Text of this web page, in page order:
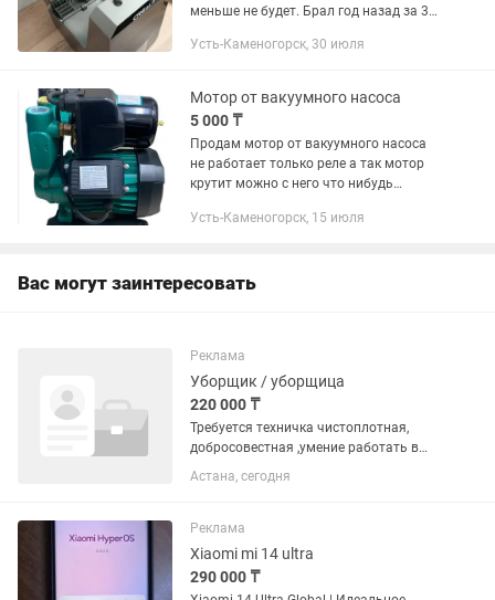
меньше не будет. Брал год назад за 38
забросил. Работает отлично, на две
Усть-Каменогорск, 30 июля
Мотор от вакуумного насоса
5 000 ₸
Продам мотор от вакуумного насоса
не работает только реле а так мотор
крутит можно с него что нибудь
Усть-Каменогорск, 15 июля
Вас могут заинтересовать
Реклама
Уборщик / уборщица
220 000 ₸
Требуется техничка чистоплотная,
добросовестная ,умение работать в
коллективе ,выполнять все
задания,соблюдать правила по
правила внутреннего
распорядка,режима труда
Астана, сегодня
Реклама
Xiaomi mi 14 ultra
290 000 ₸